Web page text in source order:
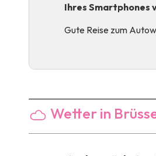
Ihres Smartphones
Gute Reise zum
Wetter in